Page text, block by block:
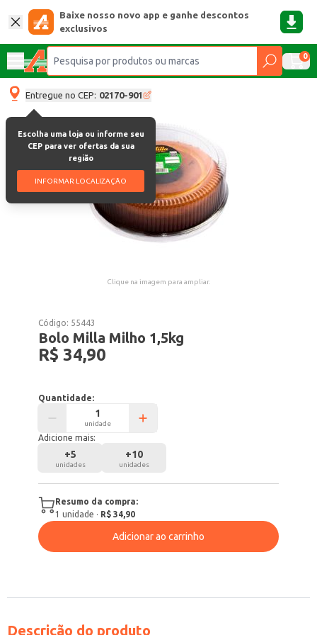
Baixe nosso novo app e ganhe descontos
exclusivos
0
Entregue no CEP: 02170-901
Escolha uma loja ou informe seu
CEP para ver ofertas da sua
região
INFORMAR LOCALIZAÇÃO
Clique na imagem para ampliar.
Código: 55443
Bolo Milla Milho 1,5kg
R$ 34,90
Quantidade:
unidade
Adicione mais:
+5
unidades
+10
unidades
Resumo da compra:
1 unidade · R$ 34,90
Adicionar ao carrinho
Descrição do produto